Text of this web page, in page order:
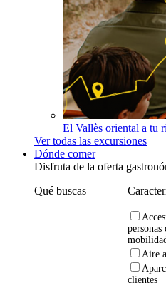
El Vallès oriental a tu
Ver todas las excursiones
Dónde comer
Disfruta de la oferta
Qué buscas
personas
Aire
clientes